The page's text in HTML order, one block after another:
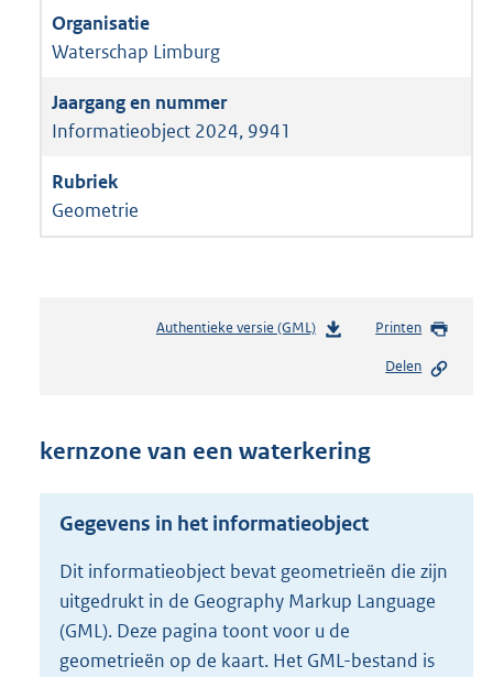
Waterschap Limburg
Informatieobject 2024, 9941
Geometrie
Authentieke versie (GML)b
n
s
r
o
t
t
e
Printen
Delen
kernzone van een waterkering
Gegevens in het informatieobject
Dit informatieobject bevat geometrieën die zijn
uitgedrukt in de Geography Markup Language
(GML). Deze pagina toont voor u de
geometrieën op de kaart. Het GML-bestand is